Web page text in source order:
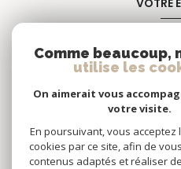
VOTRE
Comme beaucoup,
utilise les
On aimerait vous
votre visite.
En poursuivant, vous acceptez
cookies par ce site, afin de
contenus adaptés et réaliser